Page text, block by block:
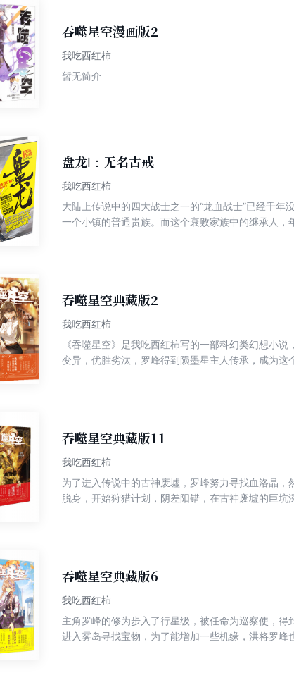
吞噬星空漫画版2
我吃西红柿
暂无简介
盘龙Ⅰ：无名古戒
我吃西红柿
大陆上传说中的四大战士之一的“龙血战士”已经千
一个小镇的普通贵族。而这个衰败家族中的继承人
吞噬星空典藏版2
我吃西红柿
《吞噬星空》是我吃西红柿写的一部科幻类幻想小
变异，优胜劣汰，罗峰得到陨墨星主人传承，成为
吞噬星空典藏版11
我吃西红柿
为了进入传说中的古神废墟，罗峰努力寻找血洛晶
脱身，开始狩猎计划，阴差阳错，在古神废墟的巨
吞噬星空典藏版6
我吃西红柿
主角罗峰的修为步入了行星级，被任命为巡察使，
进入雾岛寻找宝物，为了能增加一些机缘，洪将罗